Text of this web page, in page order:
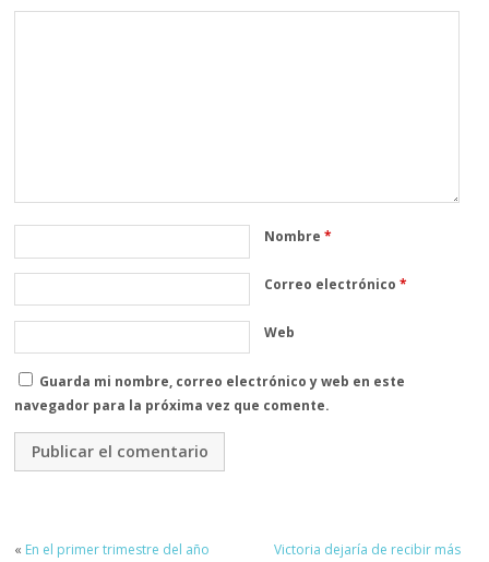
Nombre*
Correo electrónico*
Web
Guarda mi nombre, correo electrónico y web en este
navegador para la próxima vez que comente.
« En el primer trimestre del año
Victoria dejaría de recibir más